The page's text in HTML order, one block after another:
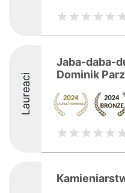
Laureaci
Jaba-daba-
Dominik